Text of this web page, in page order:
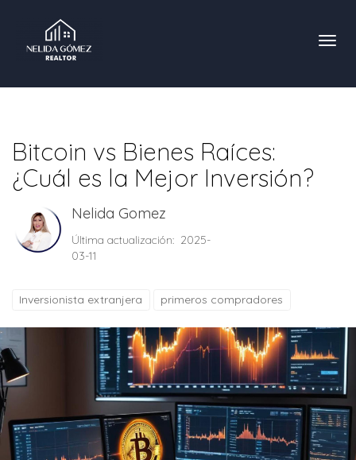
Bitcoin vs Bienes Raíces:
¿Cuál es la Mejor Inversión?
Nelida Gomez
Última actualización: 2025-
03-11
Inversionista extranjera primeros compradores